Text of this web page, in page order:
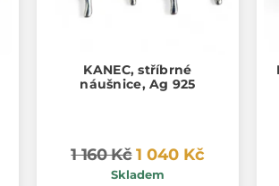
KANEC, stříbrné
náušnice, Ag 925
1 160 Kč 1 040 Kč
Skladem